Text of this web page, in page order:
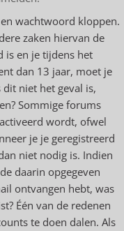
wachtwoord kloppen.
zaken hiervan de
is en je tijdens het
dan 13 jaar, moet je
niet het geval is,
Sommige forums
wordt, ofwel
je je geregistreerd
niet nodig is. Indien
daarin opgegeven
ontvangen hebt, was
Één van de redenen
te doen dalen. Als